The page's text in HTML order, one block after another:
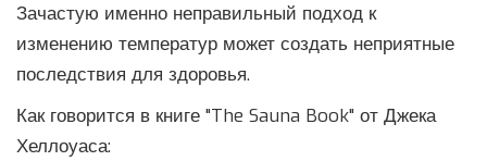
Зачастую именно неправильный подход к
изменению температур может создать неприятные
последствия для здоровья.
Как говорится в книге "The Sauna Book" от Джека
Хеллоуаса: